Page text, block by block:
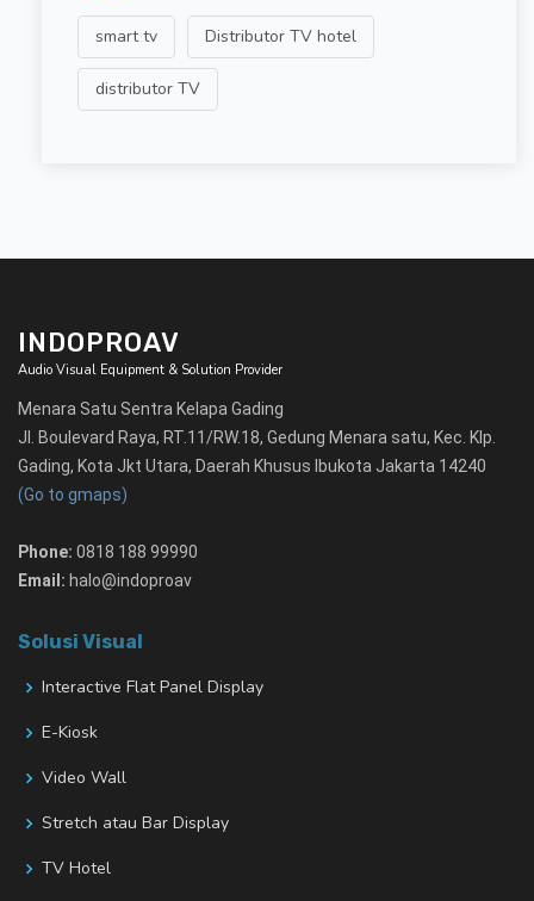
smart tv Distributor TV hotel
distributor TV
INDOPROAV
Audio Visual Equipment & Solution Provider
Menara Satu Sentra Kelapa Gading
Jl. Boulevard Raya, RT.11/RW.18, Gedung Menara satu, Kec. Klp.
Gading, Kota Jkt Utara, Daerah Khusus Ibukota Jakarta 14240
(Go to gmaps)
Phone: 0818 188 99990
Email: halo@indoproav
Solusi Visual
Interactive Flat Panel Display
E-Kiosk
Video Wall
Stretch atau Bar Display
TV Hotel